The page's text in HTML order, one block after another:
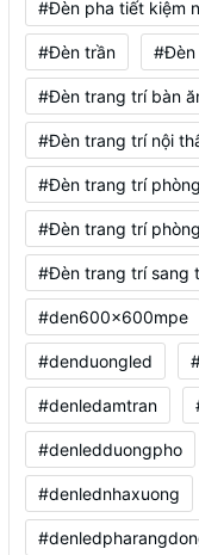
#Đèn pha tiết kiệm
#Đèn trần #Đèn
#Đèn trang trí bàn
#Đèn trang trí nội
#Đèn trang trí
#Đèn trang trí
#Đèn trang trí sang
#den600x600mpe
#denduongled
#denledamtran
#denledduongpho
#denlednhaxuong